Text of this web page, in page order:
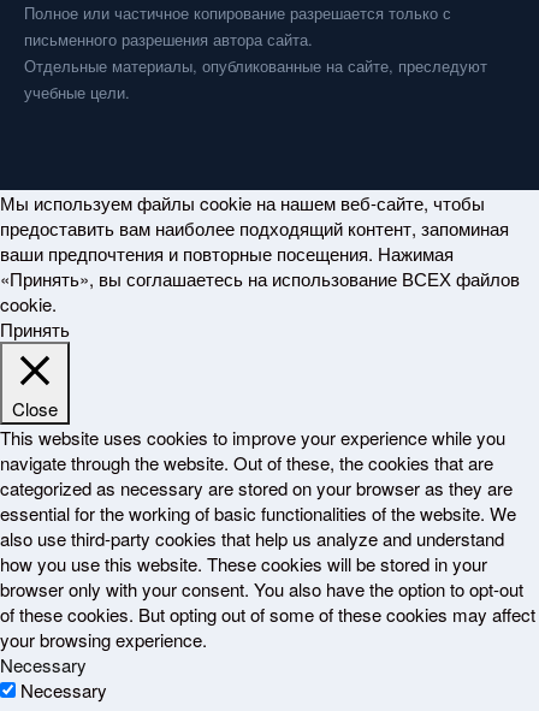
Полное или частичное копирование разрешается только с
письменного разрешения автора сайта.
Отдельные материалы, опубликованные на сайте, преследуют
учебные цели.
Мы используем файлы cookie на нашем веб-сайте, чтобы
предоставить вам наиболее подходящий контент, запоминая
ваши предпочтения и повторные посещения. Нажимая
«Принять», вы соглашаетесь на использование ВСЕХ файлов
cookie.
Принять
Close
This website uses cookies to improve your experience while you
navigate through the website. Out of these, the cookies that are
categorized as necessary are stored on your browser as they are
essential for the working of basic functionalities of the website. We
also use third-party cookies that help us analyze and understand
how you use this website. These cookies will be stored in your
browser only with your consent. You also have the option to opt-out
of these cookies. But opting out of some of these cookies may affect
your browsing experience.
Necessary
Necessary